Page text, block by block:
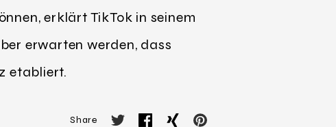
erklärt TikTok in seinem
erwarten werden, dass
etabliert.
Share